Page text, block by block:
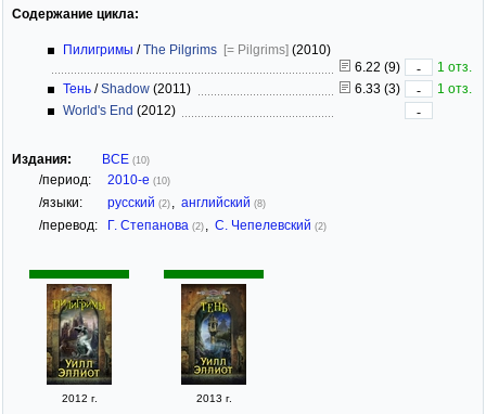
Содержание цикла:
Пилигримы /The Pilgrims [= Pilgrims] (2010)
6.22 (9)
-
1 отз.
Тень /Shadow (2011) 6.33 (3) -
1 отз.
World's End (2012) -
Издания: ВСЕ (10)
/период: 2010-е (10)
/языки: русский (2) английский (8)
/перевод: Г. Степанова (2) С. Чепелевский (2)
2012 г. 2013 г.